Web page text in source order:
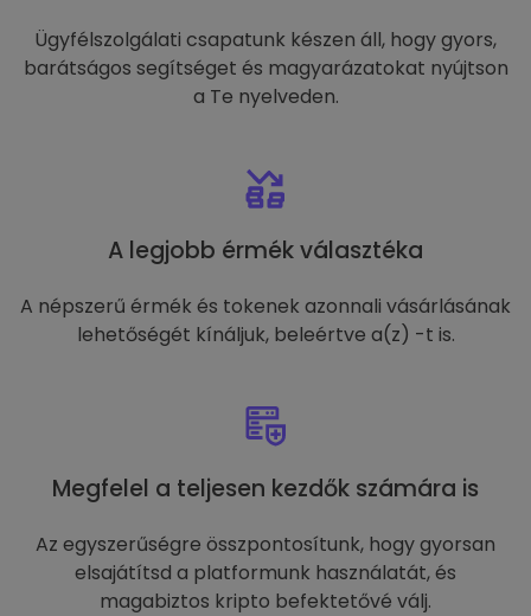
Ügyfélszolgálati csapatunk készen áll, hogy gyors,
barátságos segítséget és magyarázatokat nyújtson
a Te nyelveden.
A legjobb érmék választéka
A népszerű érmék és tokenek azonnali vásárlásának
lehetőségét kínáljuk, beleértve a(z) -t is.
Megfelel a teljesen kezdők számára is
Az egyszerűségre összpontosítunk, hogy gyorsan
elsajátítsd a platformunk használatát, és
magabiztos kripto befektetővé válj.